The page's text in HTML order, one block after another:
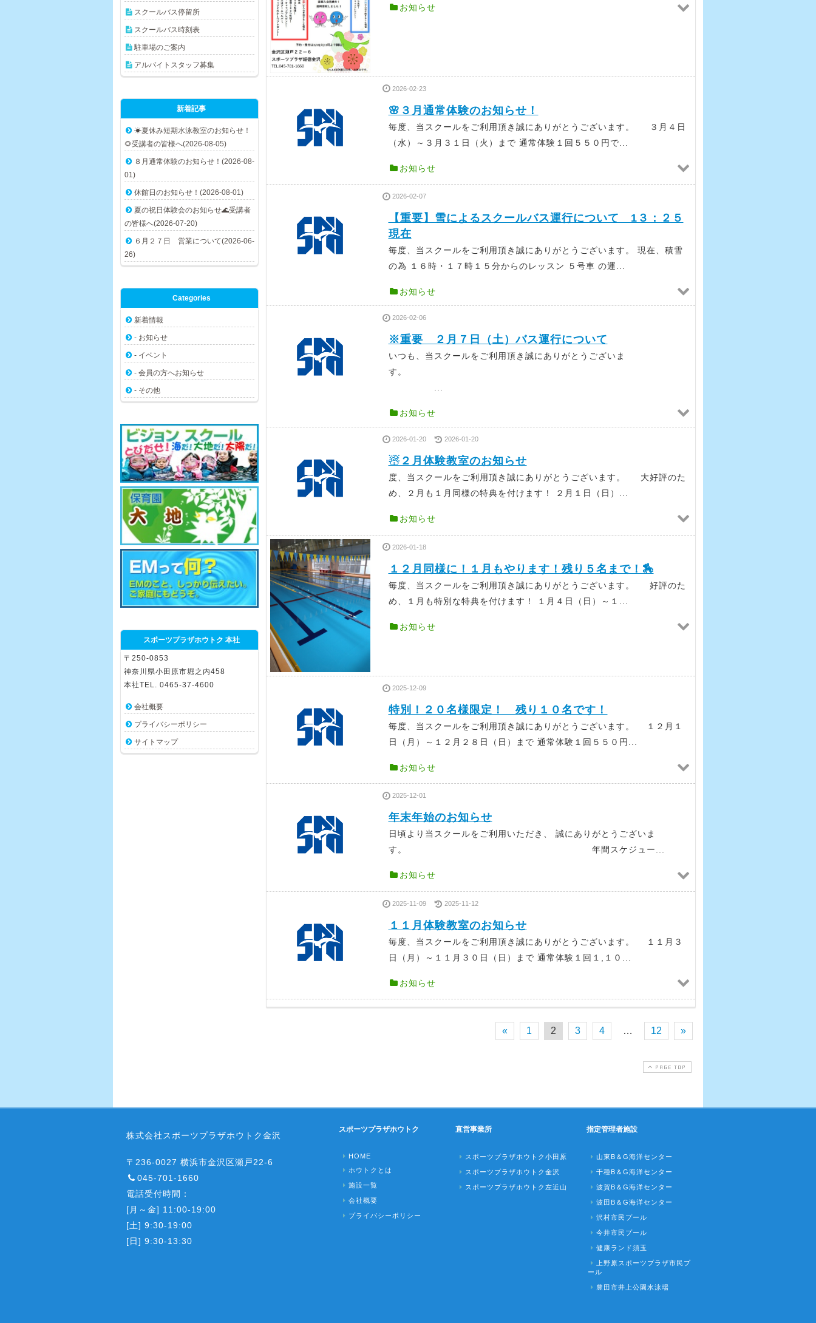
お知らせ
2026-02-23
🌸３月通常体験のお知らせ！
毎度、当スクールをご利用頂き誠にありがとうございます。 ３月４日
（水）～３月３１日（火）まで 通常体験１回５５０円で...
お知らせ
2026-02-07
【重要】雪によるスクールバス運行について 1３：２５
現在
毎度、当スクールをご利用頂き誠にありがとうございます。 現在、積雪
の為 １６時・１７時１５分からのレッスン ５号車 の運...
お知らせ
2026-02-06
※重要 ２月７日（土）バス運行について
いつも、当スクールをご利用頂き誠にありがとうございま
す。
お知らせ
2026-01-20 2026-01-20
☃２月体験教室のお知らせ
度、当スクールをご利用頂き誠にありがとうございます。 大好評のた
め、２月も１月同様の特典を付けます！ ２月１日（日）...
お知らせ
2026-01-18
１２月同様に！１月もやります！残り５名まで！🏇
毎度、当スクールをご利用頂き誠にありがとうございます。 好評のた
め、１月も特別な特典を付けます！ １月４日（日）～１...
お知らせ
2025-12-09
特別！２０名様限定！ 残り１０名です！
毎度、当スクールをご利用頂き誠にありがとうございます。 １２月１
日（月）～１２月２８日（日）まで 通常体験１回５５０円...
お知らせ
2025-12-01
年末年始のお知らせ
日頃より当スクールをご利用いただき、 誠にありがとうございま
す。 年間スケジュー...
お知らせ
2025-11-09 2025-11-12
１１月体験教室のお知らせ
毎度、当スクールをご利用頂き誠にありがとうございます。 １１月３
日（月）～１１月３０日（日）まで 通常体験１回１,１０...
お知らせ
« 1 2 3 4 … 12 »
PAGE TOP
スクールバス停留所
スクールバス時刻表
駐車場のご案内
アルバイトスタッフ募集
新着記事
☀夏休み短期水泳教室のお知らせ！
🌻受講者の皆様へ(2026-08-05)
８月通常体験のお知らせ！(2026-08-
01)
休館日のお知らせ！(2026-08-01)
夏の祝日体験会のお知らせ🌊受講者
の皆様へ(2026-07-20)
６月２７日 営業について(2026-06-
26)
Categories
新着情報
- お知らせ
- イベント
- 会員の方へお知らせ
- その他
スポーツプラザホウトク 本社
〒250-0853
神奈川県小田原市堀之内458
本社TEL. 0465-37-4600
会社概要
プライバシーポリシー
サイトマップ
株式会社スポーツプラザホウトク金沢
〒236-0027 横浜市金沢区瀬戸22-6
045-701-1660
電話受付時間：
[月～金] 11:00-19:00
[土] 9:30-19:00
[日] 9:30-13:30
スポーツプラザホウトク
HOME
ホウトクとは
施設一覧
会社概要
プライバシーポリシー
直営事業所
スポーツプラザホウトク小田原
スポーツプラザホウトク金沢
スポーツプラザホウトク左近山
指定管理者施設
山東B＆G海洋センター
千種B＆G海洋センター
波賀B＆G海洋センター
波田B＆G海洋センター
沢村市民プール
今井市民プール
健康ランド須玉
上野原スポーツプラザ市民プ
ール
豊田市井上公園水泳場